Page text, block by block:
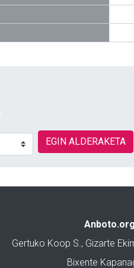
EGIN ALDERAKETA
Anboto.org
Gertuko Koop S., Gizarte
Bixente